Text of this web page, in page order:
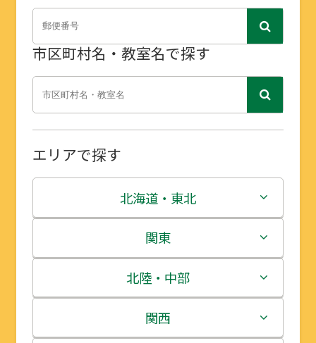
市区町村名・教室名で探す
エリアで探す
北海道・東北
北海道
青森県
岩手県
関東
茨城県
栃木県
北陸・中部
新潟県
関西